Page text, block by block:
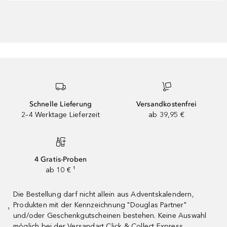
Schnelle Lieferung
2–4 Werktage Lieferzeit
Versandkostenfrei
ab 39,95 €
4 Gratis-Proben
ab 10 € ¹
¹
Die Bestellung darf nicht allein aus Adventskalendern,
Produkten mit der Kennzeichnung "Douglas Partner"
und/oder Geschenkgutscheinen bestehen. Keine Auswahl